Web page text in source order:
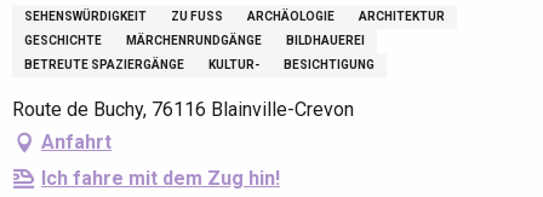
SEHENSWÜRDIGKEIT ZU FUSS ARCHÄOLOGIE
ARCHITEKTUR
GESCHICHTE
MÄRCHENRUNDGÄNGE
BILDHAUEREI
BETREUTE SPAZIERGÄNGE
KULTUR- BESICHTIGUNG
Route de Buchy, 76116 Blainville-Crevon
Anfahrt
Ich fahre mit dem Zug hin!